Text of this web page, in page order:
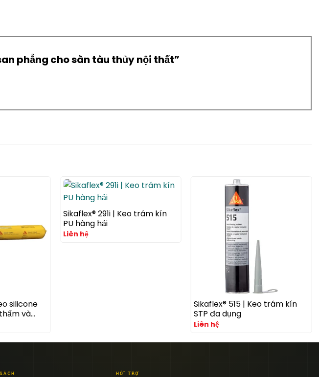
phẳng cho sàn tàu thủy nội thất”
silicone
và
mặt
Sikaflex® 291i | Keo trám kín
PU hàng hải
Liên hệ
Sikaflex® 515 | Keo trám kín
STP đa dụng
Liên hệ
HỖ TRỢ